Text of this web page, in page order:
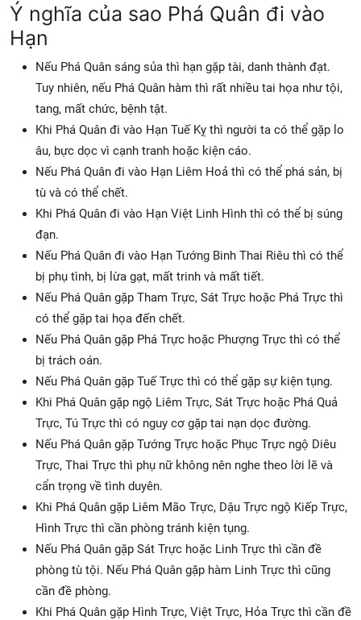
Ý nghĩa của sao Phá Quân đi vào
Hạn
Nếu Phá Quân sáng sủa thì hạn gặp tài, danh thành đạt.
Tuy nhiên, nếu Phá Quân hàm thì rất nhiều tai họa như tội,
tang, mất chức, bệnh tật.
Khi Phá Quân đi vào Hạn Tuế Kỵ thì người ta có thể gặp lo
âu, bực dọc vì cạnh tranh hoặc kiện cáo.
Nếu Phá Quân đi vào Hạn Liêm Hoả thì có thể phá sản, bị
tù và có thể chết.
Khi Phá Quân đi vào Hạn Việt Linh Hình thì có thể bị súng
đạn.
Nếu Phá Quân đi vào Hạn Tướng Binh Thai Riêu thì có thể
bị phụ tình, bị lừa gạt, mất trinh và mất tiết.
Nếu Phá Quân gặp Tham Trực, Sát Trực hoặc Phá Trực thì
có thể gặp tai họa đến chết.
Nếu Phá Quân gặp Phá Trực hoặc Phượng Trực thì có thể
bị trách oán.
Nếu Phá Quân gặp Tuế Trực thì có thể gặp sự kiện tụng.
Khi Phá Quân gặp ngộ Liêm Trực, Sát Trực hoặc Phá Quả
Trực, Tú Trực thì có nguy cơ gặp tai nạn dọc đường.
Nếu Phá Quân gặp Tướng Trực hoặc Phục Trực ngộ Diêu
Trực, Thai Trực thì phụ nữ không nên nghe theo lời lẽ và
cẩn trọng về tình duyên.
Khi Phá Quân gặp Liêm Mão Trực, Dậu Trực ngộ Kiếp Trực,
Hình Trực thì cần phòng tránh kiện tụng.
Nếu Phá Quân gặp Sát Trực hoặc Linh Trực thì cần đề
phòng tù tội. Nếu Phá Quân gặp hàm Linh Trực thì cũng
cần đề phòng.
Khi Phá Quân gặp Hình Trực, Việt Trực, Hỏa Trực thì cần đề